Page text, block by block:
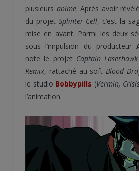
plusieurs anime. Après avoir
du projet Splinter Cell, c’est la
mise en avant. Parmi les deux
sous l’impulsion du producteur
note le projet Captain
Remix, rattaché au soft Blood
le studio Bobbypills (Vermin,
l’animation.